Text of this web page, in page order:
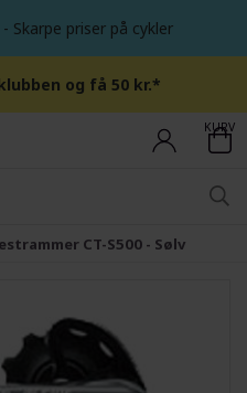
- Skarpe priser på cykler
og få 50 kr.*
KURV
CT-S500 - Sølv